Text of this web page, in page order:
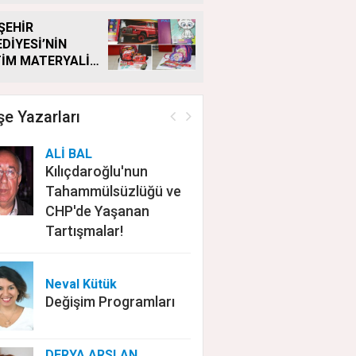
MATERYALİ
DE
Yazarları
ALİ BAL
Kılıçdaroğlu'nun
Tahammülsüzlüğü ve
CHP'de Yaşanan
Tartışmalar!
Neval Kütük
Değişim Programları